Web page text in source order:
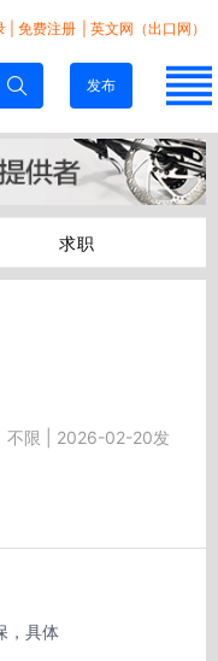
免费注册 | 英文网（出口网）
发布
求职
不限 | 2026-02-20发
，具体